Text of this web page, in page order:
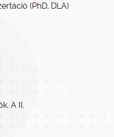
(PhD, DLA)
A II.